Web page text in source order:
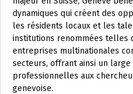
dynamiques qui créent des
les résidents locaux et les
institutions renommées telles
entreprises multinationales
secteurs, offrant ainsi un
professionnelles aux
genevoise.